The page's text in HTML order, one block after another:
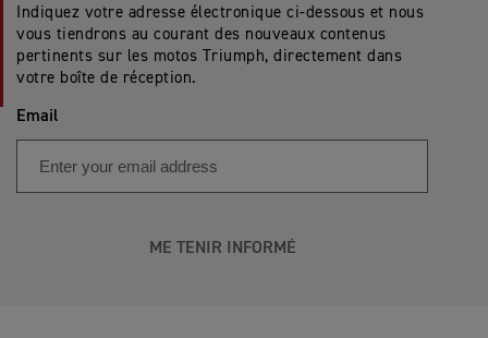
Indiquez votre adresse électronique ci-dessous et nous
vous tiendrons au courant des nouveaux contenus
pertinents sur les motos Triumph, directement dans
votre boîte de réception.
Email
ME TENIR INFORMÉ